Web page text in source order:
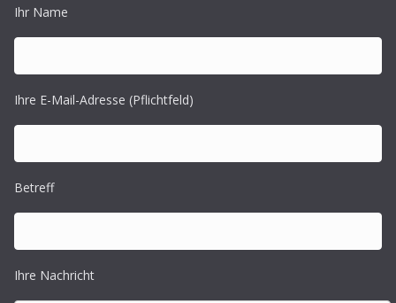
Ihr Name
Ihre E-Mail-Adresse (Pflichtfeld)
Betreff
Ihre Nachricht